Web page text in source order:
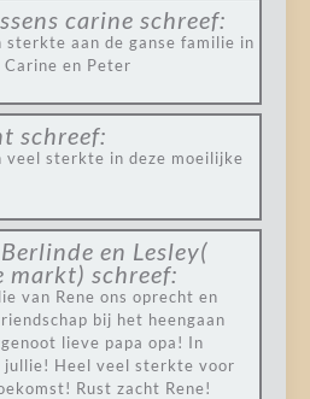
carine schreef:
sterkte aan de ganse familie in
en Peter
schreef:
veel sterkte in deze moeilijke
en Lesley(
markt) schreef:
van Rene ons oprecht en
bij het heengaan
lieve papa opa! In
jullie! Heel veel sterkte voor
Rust zacht Rene!